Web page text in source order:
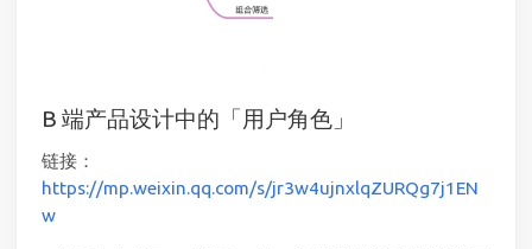
B 端产品设计中的「用户角色」
链接：
https://mp.weixin.qq.com/s/jr3w4ujnxlqZURQg7j1EN
w